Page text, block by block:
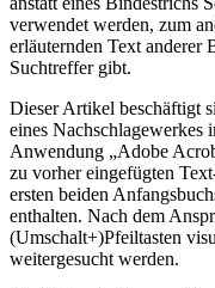
verwendet werden, zum
erläuternden Text anderer
Suchtreffer gibt.
Dieser Artikel beschäftigt
eines
Anwendung „Adobe
zu vorher eingefügten
ersten beiden
enthalten. Nach dem
(Umschalt+)Pfeiltasten
weitergesucht werden.